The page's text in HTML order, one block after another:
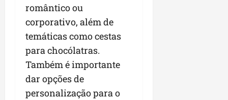
romântico ou
corporativo, além de
temáticas como cestas
para chocólatras.
Também é importante
dar opções de
personalização para o